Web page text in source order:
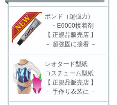
ボンド（超強力）
・E6000接着剤
【 正規品販売店 】
－ 超強固に接着 －
レオタード型紙
コスチューム型紙
【 正規品販売店 】
－ 手作り衣装に －